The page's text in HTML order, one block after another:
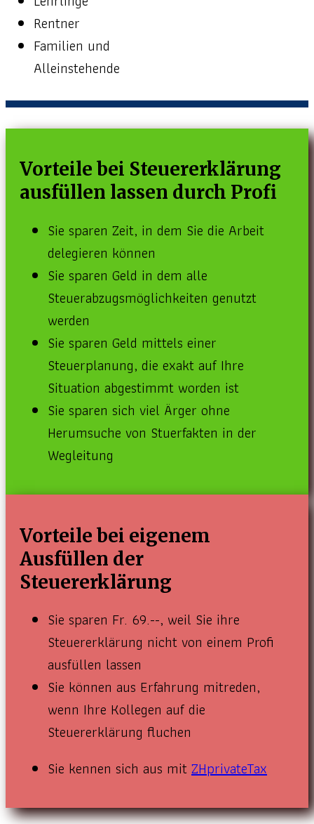
Rentner
Familien und
Alleinstehende
Vorteile bei Steuererklärung
ausfüllen lassen durch Profi
Sie sparen Zeit, in dem Sie die Arbeit
delegieren können
Sie sparen Geld in dem alle
Steuerabzugsmöglichkeiten genutzt
werden
Sie sparen Geld mittels einer
Steuerplanung, die exakt auf Ihre
Situation abgestimmt worden ist
Sie sparen sich viel Ärger ohne
Herumsuche von Stuerfakten in der
Wegleitung
Vorteile bei eigenem
Ausfüllen der
Steuererklärung
Sie sparen Fr. 69.--, weil Sie ihre
Steuererklärung nicht von einem Profi
ausfüllen lassen
Sie können aus Erfahrung mitreden,
wenn Ihre Kollegen auf die
Steuererklärung fluchen
Sie kennen sich aus mitZHprivateTax